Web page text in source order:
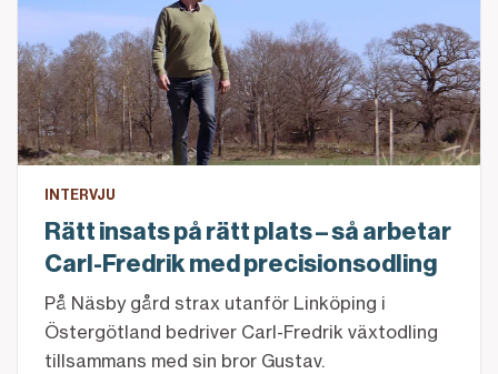
INTERVJU
Rätt insats på rätt plats – så arbetar
Carl-Fredrik med precisionsodling
På Näsby gård strax utanför Linköping i
Östergötland bedriver Carl-Fredrik växtodling
tillsammans med sin bror Gustav.